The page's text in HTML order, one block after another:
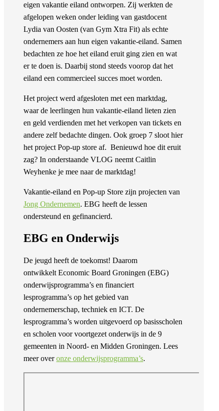
eigen vakantie eiland ontworpen. Zij werkten de
afgelopen weken onder leiding van gastdocent
Lydia van Oosten (van Gym Xtra Fit) als echte
ondernemers aan hun eigen vakantie-eiland. Samen
bedachten ze hoe het eiland eruit ging zien en wat
er te doen is. Daarbij stond steeds voorop dat het
eiland een commercieel succes moet worden.
Het project werd afgesloten met een marktdag,
waar de leerlingen hun vakantie-eiland lieten zien
en geld verdienden met het verkopen van tickets en
andere zelf bedachte dingen. Ook groep 7 sloot hier
het project Pop-up store af. Benieuwd hoe dit eruit
zag? In onderstaande VLOG neemt Caitlin
Weyhenke je mee naar de marktdag!
Vakantie-eiland en Pop-up Store zijn projecten van
Jong Ondernemen. EBG heeft de lessen
ondersteund en gefinancierd.
EBG en Onderwijs
De jeugd heeft de toekomst! Daarom
ontwikkelt Economic Board Groningen (EBG)
onderwijsprogramma’s en financiert
lesprogramma’s op het gebied van
ondernemerschap, techniek en ICT. De
lesprogramma’s worden uitgevoerd op basisscholen
en scholen voor voortgezet onderwijs in de 9
gemeenten in Noord- en Midden Groningen. Lees
meer overonze onderwijsprogramma’s.